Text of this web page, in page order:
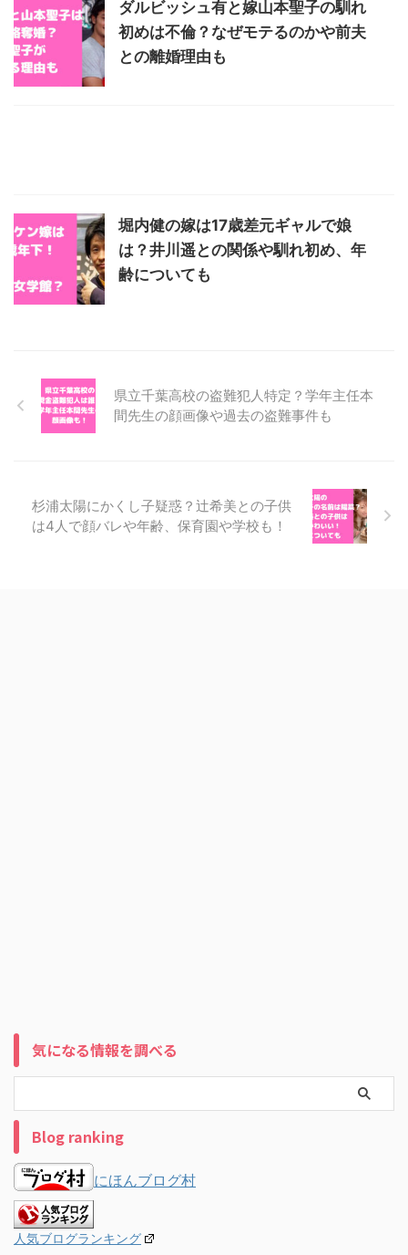
ダルビッシュ有と嫁山本聖子の馴れ
初めは不倫？なぜモテるのかや前夫
との離婚理由も
堀内健の嫁は17歳差元ギャルで娘
は？井川遥との関係や馴れ初め、年
齢についても
県立千葉高校の盗難犯人特定？学年主任本
間先生の顔画像や過去の盗難事件も
杉浦太陽にかくし子疑惑？辻希美との子供
は4人で顔バレや年齢、保育園や学校も！
気になる情報を調べる
Blog ranking
にほんブログ村
人気ブログランキング